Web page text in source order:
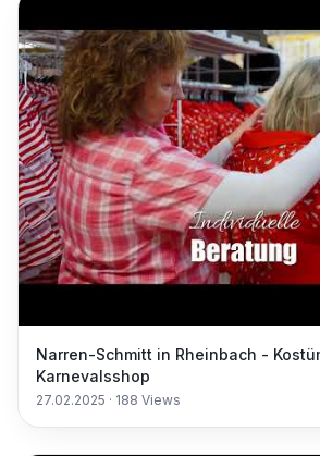
Narren-Schmitt in Rheinbach -
Karnevalsshop
27.02.2025 · 188 Views